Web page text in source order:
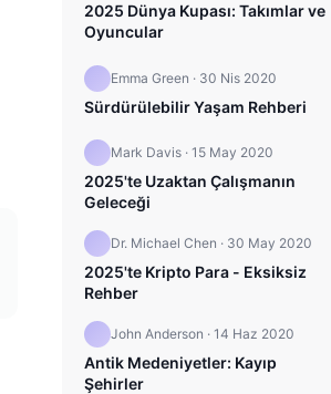
2025 Dünya Kupası: Takımlar ve
Oyuncular
Emma Green · 30 Nis 2020
Sürdürülebilir Yaşam Rehberi
Mark Davis · 15 May 2020
2025'te Uzaktan Çalışmanın
Geleceği
Dr. Michael Chen · 30 May 2020
2025'te Kripto Para - Eksiksiz
Rehber
John Anderson · 14 Haz 2020
Antik Medeniyetler: Kayıp
Şehirler